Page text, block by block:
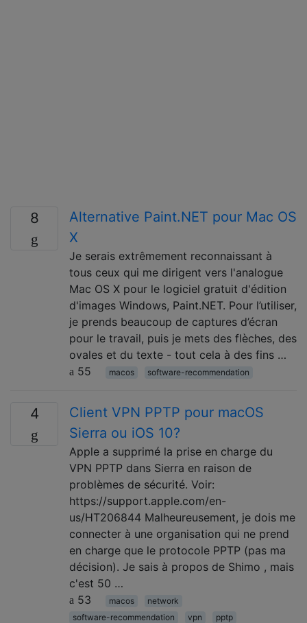
8
Alternative Paint.NET pour Mac OS
X
Je serais extrêmement reconnaissant à
tous ceux qui me dirigent vers l'analogue
Mac OS X pour le logiciel gratuit d'édition
d'images Windows, Paint.NET. Pour l’utiliser,
je prends beaucoup de captures d’écran
pour le travail, puis je mets des flèches, des
ovales et du texte - tout cela à des fins …
55
macos software-recommendation
4
Client VPN PPTP pour macOS
Sierra ou iOS 10?
Apple a supprimé la prise en charge du
VPN PPTP dans Sierra en raison de
problèmes de sécurité. Voir:
https://support.apple.com/en-
us/HT206844 Malheureusement, je dois me
connecter à une organisation qui ne prend
en charge que le protocole PPTP (pas ma
décision). Je sais à propos de Shimo , mais
c'est 50 …
53
macos
network
software-recommendation
vpn pptp